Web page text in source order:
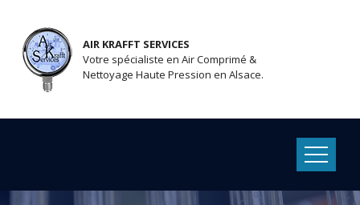
AIR KRAFFT SERVICES
Votre spécialiste en Air Comprimé &
Nettoyage Haute Pression en Alsace.